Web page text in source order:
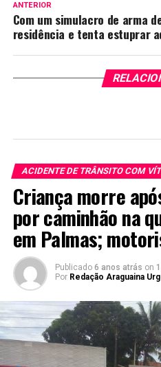
ANTERIOR
Com um simulacro de arma
residência e tenta estuprar
ACIDENTE DE TRÂNSITO COM
Criança morre
por caminhão na
em Palmas;
Publicado 6 anos atrás on
Por Redação Araguaina